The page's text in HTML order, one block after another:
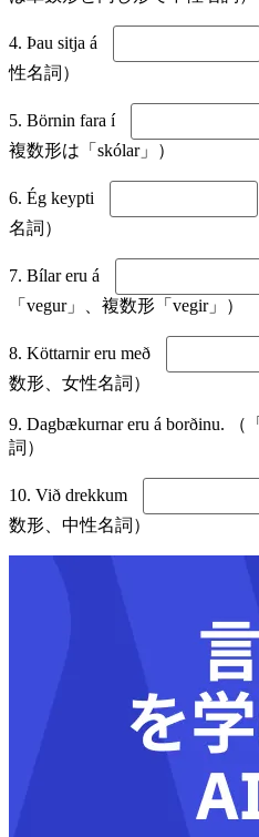
4. Þau sitja á
性名詞）
5. Börnin fara í
複数形は「skólar」）
6. Ég keypti
名詞）
7. Bílar eru á
「vegur」、複数形「vegir」）
8. Köttarnir eru með
数形、女性名詞）
9. Dagbækurnar eru á borðinu.
詞）
10. Við drekkum
数形、中性名詞）